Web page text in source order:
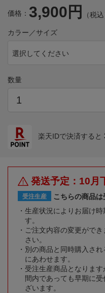
価格： 3,900円 （税込
カラー／サイズ
選択してください
数量
楽天IDで決済すると
発送予定：10月
受注生産
こちらの商品は
生産状況によりお届け
す。
ご注文内容の変更がで
さい。
別の商品と同時購入さ
にあわせます。
受注生産商品となりま
間内であっても早期に
ざいます。